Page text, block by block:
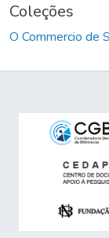
Coleções
O Commercio de